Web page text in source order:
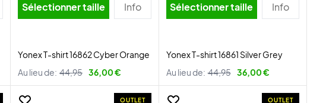
Sélectionner taille Info
Yonex T-shirt 16862 Cyber Orange
Au lieu de: 44,95 36,00 €
Sélectionner taille Info
Yonex T-shirt 16861 Silver Grey
Au lieu de: 44,95 36,00 €
OUTLET OUTLET